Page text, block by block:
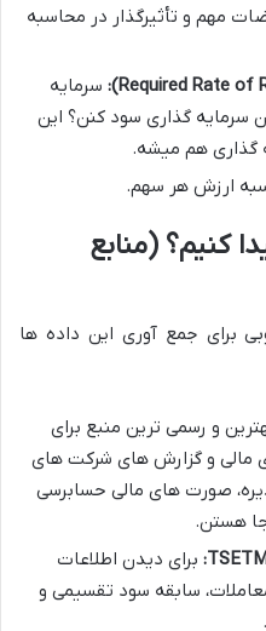
مهم و تأثیرگذار در محاسبه
سرمایه
سرمایه گذاری سود کنن؟ این
گذاری هم میشه.
ارزش هر سهم.
کنیم؟ (منابع
برای جمع آوری این داده ها
و رسمی ترین منبع برای
مالی و گزارش های شرکت های
صورت های مالی حسابرسی
هستن.
برای دیدن اطلاعات
سابقه سود تقسیمی و